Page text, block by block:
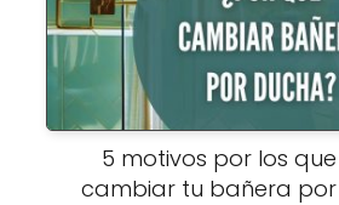
5 motivos por los
cambiar tu bañera